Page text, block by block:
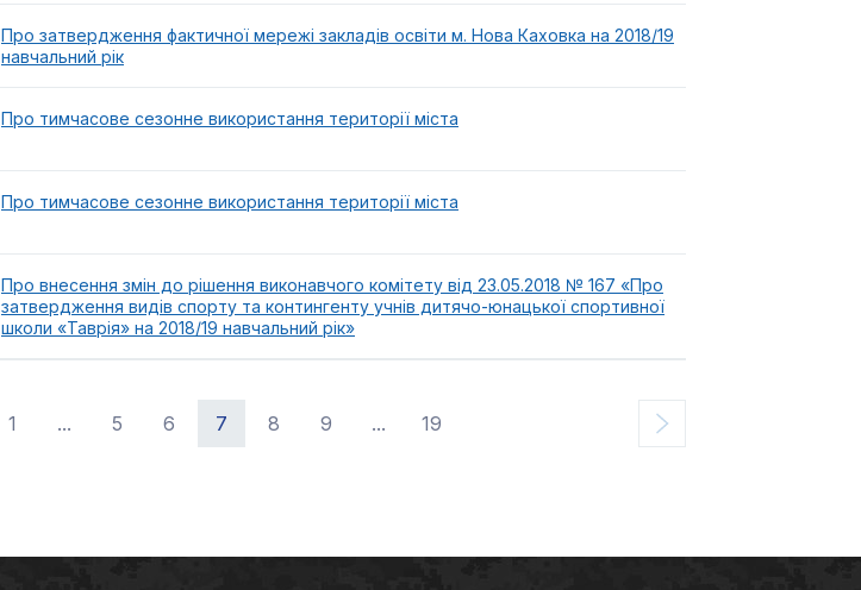
Про затвердження фактичної мережі закладів освіти м. Нова Каховка на 2018/19
навчальний рік
Про тимчасове сезонне використання території міста
Про тимчасове сезонне використання території міста
Про внесення змін до рішення виконавчого комітету від 23.05.2018 № 167 «Про
затвердження видів спорту та контингенту учнів дитячо-юнацької спортивної
школи «Таврія» на 2018/19 навчальний рік»
1 ... 5 6 7 8 9 ... 19